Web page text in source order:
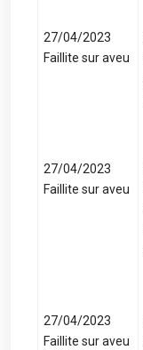
27/04/2023
Faillite sur aveu
27/04/2023
Faillite sur aveu
27/04/2023
Faillite sur aveu